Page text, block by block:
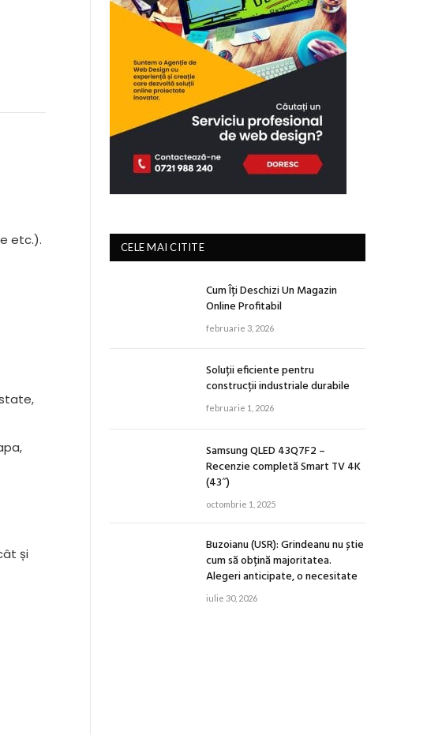
etc.).
și
CELE MAI CITITE
Cum Îți Deschizi Un Magazin
Online Profitabil
februarie 3, 2026
Soluții eficiente pentru
construcții industriale durabile
februarie 1, 2026
Samsung QLED 43Q7F2 –
Recenzie completă Smart TV 4K
(43″)
octombrie 1, 2025
Buzoianu (USR): Grindeanu nu știe
cum să obțină majoritatea.
Alegeri anticipate, o necesitate
iulie 30, 2026